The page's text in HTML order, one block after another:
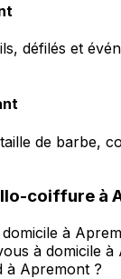
défilés et
de barbe,
coiffure à
à
à domicile à
à Apremont ?